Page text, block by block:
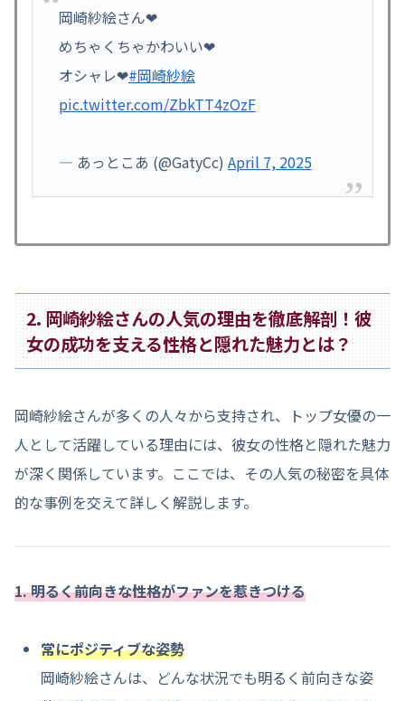
岡崎紗絵さん❤
めちゃくちゃかわいい❤
オシャレ❤#岡崎紗絵
pic.twitter.com/ZbkTT4zOzF
— あっとこあ (@GatyCc) April 7, 2025
2. 岡崎紗絵さんの人気の理由を徹底解剖！彼
女の成功を支える性格と隠れた魅力とは？
岡崎紗絵さんが多くの人々から支持され、トップ女優の一
人として活躍している理由には、彼女の性格と隠れた魅力
が深く関係しています。ここでは、その人気の秘密を具体
的な事例を交えて詳しく解説します。
1. 明るく前向きな性格がファンを惹きつける
常にポジティブな姿勢
岡崎紗絵さんは、どんな状況でも明るく前向きな姿